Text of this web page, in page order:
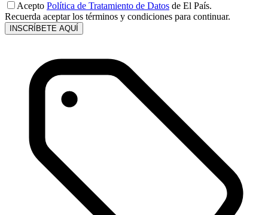
Acepto Política de Tratamiento de Datos de El País.
Recuerda aceptar los términos y condiciones para continuar.
INSCRÍBETE AQUÍ